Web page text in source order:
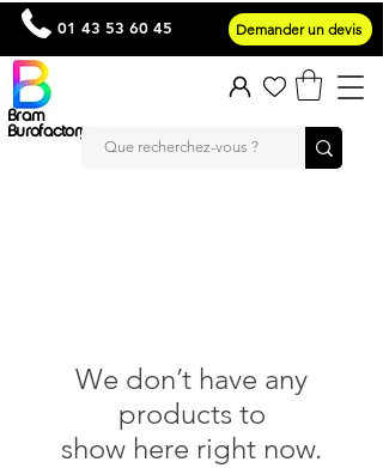
Bram
Burofactory
01 43 53 60 45 Demander un devis
We don’t have any
products to
show here right now.